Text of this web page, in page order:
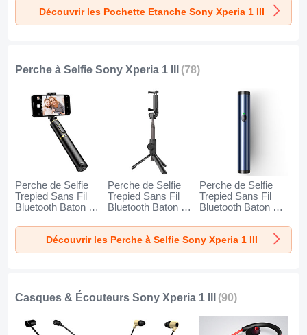
Découvrir les Pochette Etanche Sony Xperia 1 III
Perche à Selfie Sony Xperia 1 III (78)
Perche de Selfie
Trepied Sans Fil
Bluetooth Baton de
Poche Universel
T34 pour Sony
Xperia 1 III Or et
Perche de Selfie
Trepied Sans Fil
Bluetooth Baton de
Poche Universel
T32 pour Sony
Xperia 1 III Noir
Perche de Selfie
Trepied Sans Fil
Bluetooth Baton de
Poche Universel
T31 pour Sony
Xperia 1 III Bleu
Découvrir les Perche à Selfie Sony Xperia 1 III
Casques & Écouteurs Sony Xperia 1 III (90)